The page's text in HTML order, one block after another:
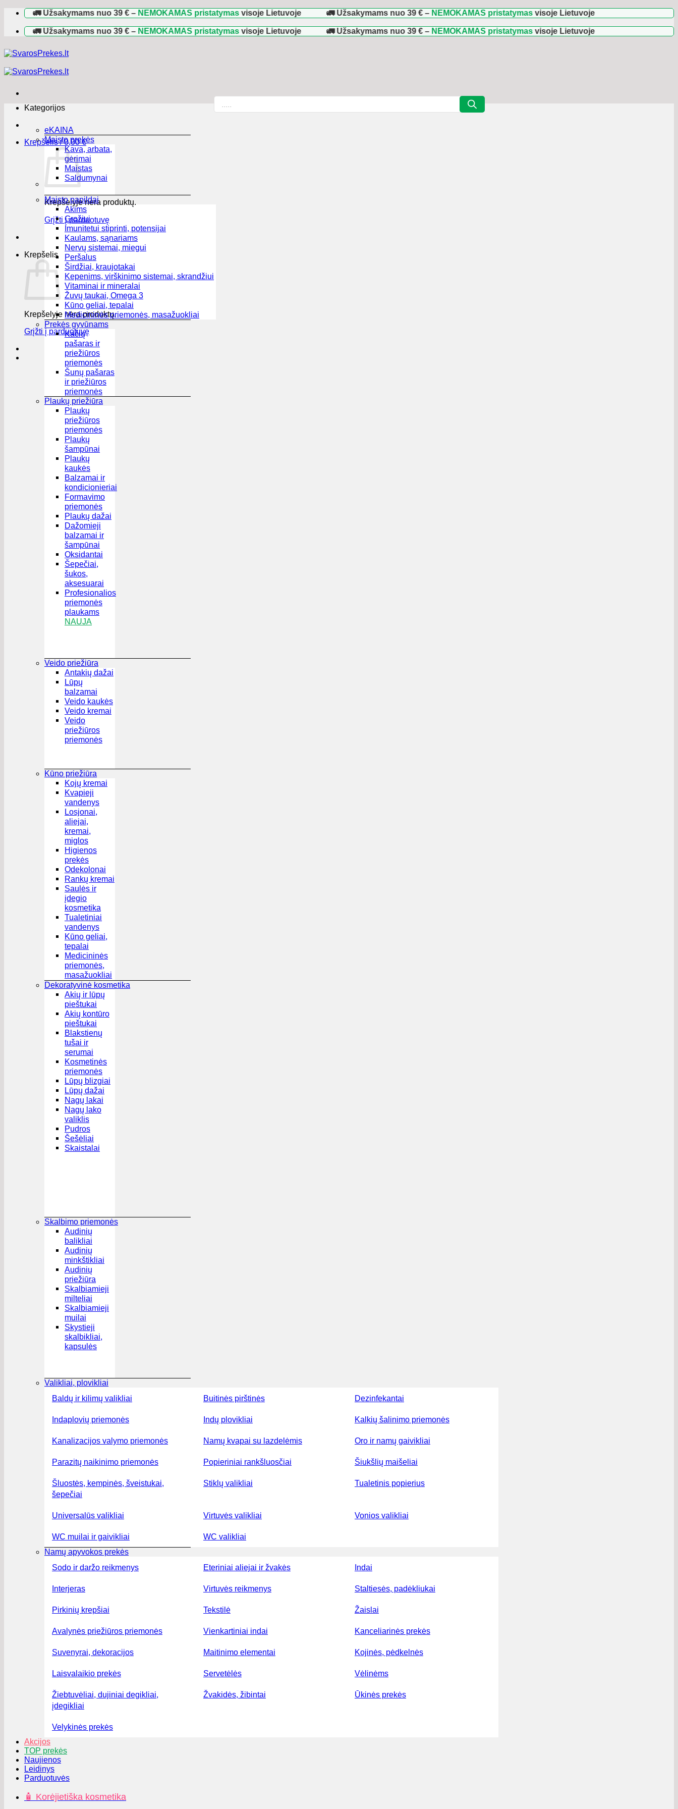
Skip
content
🚛 Užsakymams nuo39 €–NEMOKAMAS pristatymasvisoje Lietuvoje 🚛 Užsakymams nuo39 €–NEMOKAMAS pristatymasvisoje Lietuvoje 🚛 Užsakymams nuo
🚛 Užsakymams nuo39 €–NEMOKAMAS pristatymasvisoje Lietuvoje 🚛 Užsakymams nuo39 €–NEMOKAMAS pristatymasvisoje Lietuvoje 🚛 Užsakymams nuo
Products
search
Krepšelis /0,00€
Krepšelyje nėra produktų.
Grįžti į parduotuvę
Krepšelis
Krepšelyje nėra produktų.
Grįžti į parduotuvę
Kategorijos
eKAINA
Maisto prekės
Kava, arbata,
gėrimai
Maistas
Saldumynai
Maisto papildai
Akims
Grožiui
Imunitetui stiprinti, potensijai
Kaulams, sąnariams
Nervų sistemai, miegui
Peršalus
Širdžiai, kraujotakai
Kepenims, virškinimo sistemai, skrandžiui
Vitaminai ir mineralai
Žuvų taukai, Omega 3
Kūno geliai, tepalai
Medicininės priemonės, masažuokliai
Prekės gyvūnams
Kačių
pašaras ir
priežiūros
priemonės
Šunų pašaras
ir priežiūros
priemonės
Plaukų priežiūra
Plaukų
priežiūros
priemonės
Plaukų
šampūnai
Plaukų
kaukės
Balzamai ir
kondicionieriai
Formavimo
priemonės
Plaukų dažai
Dažomieji
balzamai ir
šampūnai
Oksidantai
Šepečiai,
šukos,
aksesuarai
Profesionalios
priemonės
plaukams
NAUJA
Veido priežiūra
Antakių dažai
Lūpų
balzamai
Veido kaukės
Veido kremai
Veido
priežiūros
priemonės
Kūno priežiūra
Kojų kremai
Kvapieji
vandenys
Losjonai,
aliejai,
kremai,
miglos
Higienos
prekės
Odekolonai
Rankų kremai
Saulės ir
įdegio
kosmetika
Tualetiniai
vandenys
Kūno geliai,
tepalai
Medicininės
priemonės,
masažuokliai
Dekoratyvinė kosmetika
Akių ir lūpų
pieštukai
Akių kontūro
pieštukai
Blakstienų
tušai ir
serumai
Kosmetinės
priemonės
Lūpų blizgiai
Lūpų dažai
Nagų lakai
Nagų lako
valiklis
Pudros
Šešėliai
Skaistalai
Skalbimo priemonės
Audinių
balikliai
Audinių
minkštikliai
Audinių
priežiūra
Skalbiamieji
milteliai
Skalbiamieji
muilai
Skystieji
skalbikliai,
kapsulės
Valikliai, plovikliai
Baldų ir kilimų valikliai Buitinės pirštinės Dezinfekantai
Indaplovių priemonės Indų plovikliai Kalkių šalinimo priemonės
Kanalizacijos valymo priemonės Namų kvapai su lazdelėmis Oro ir namų gaivikliai
Parazitų naikinimo priemonės Popieriniai rankšluosčiai Šiukšlių maišeliai
Šluostės, kempinės, šveistukai,
šepečiai
Stiklų valikliai Tualetinis popierius
Universalūs valikliai Virtuvės valikliai Vonios valikliai
WC muilai ir gaivikliai WC valikliai
Namų apyvokos prekės
Sodo ir daržo reikmenys Eteriniai aliejai ir žvakės Indai
Interjeras Virtuvės reikmenys Staltiesės, padėkliukai
Pirkinių krepšiai Tekstilė Žaislai
Avalynės priežiūros priemonės Vienkartiniai indai Kanceliarinės prekės
Suvenyrai, dekoracijos Maitinimo elementai Kojinės, pėdkelnės
Laisvalaikio prekės Servetėlės Vėlinėms
Žiebtuvėliai, dujiniai degikliai,
įdegikliai
Žvakidės, žibintai Ūkinės prekės
Velykinės prekės
Akcijos
TOP prekės
Naujienos
Leidinys
Parduotuvės
🧴 Korėjietiška kosmetika